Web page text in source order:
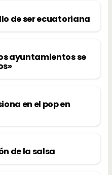
de ser ecuatoriana
ayuntamientos se
en el pop en
de la salsa